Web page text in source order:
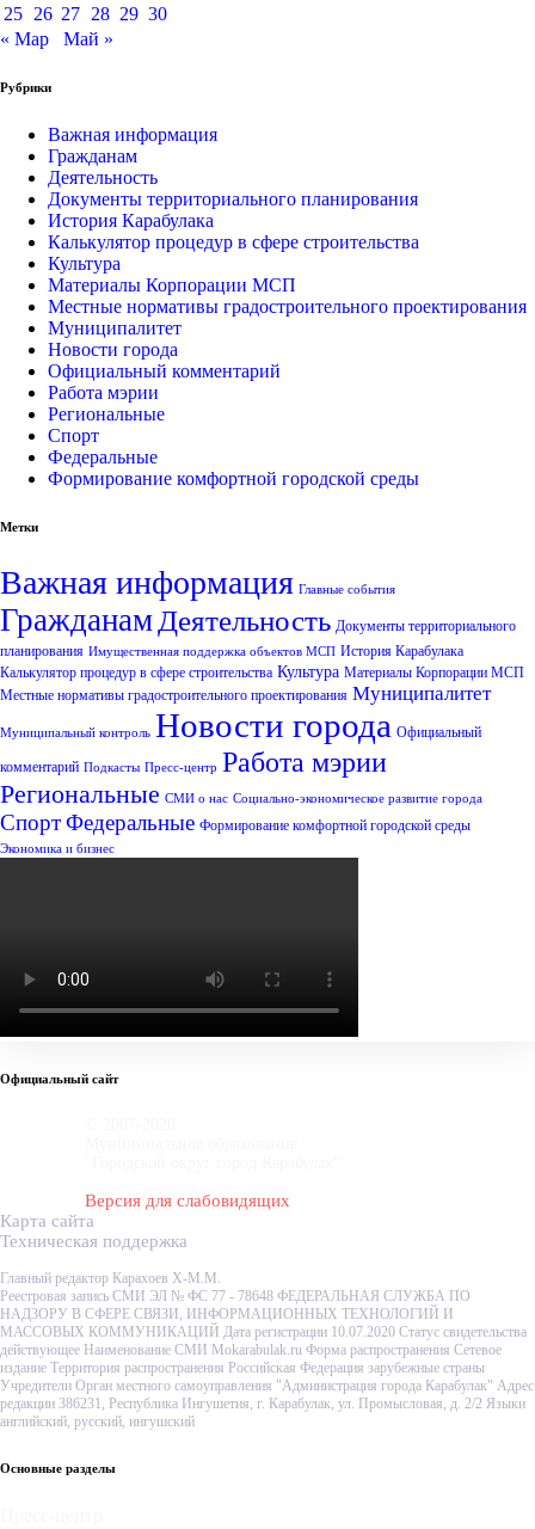
25 26 27 28 29 30
« Мар
Май »
Рубрики
Важная информация
Гражданам
Деятельность
Документы территориального планирования
История Карабулака
Калькулятор процедур в сфере строительства
Культура
Материалы Корпорации МСП
Местные нормативы градостроительного проектирования
Муниципалитет
Новости города
Официальный комментарий
Работа мэрии
Региональные
Спорт
Федеральные
Формирование комфортной городской среды
Метки
Важная информация Главные события
Гражданам Деятельность Документы территориального
планирования Имущественная поддержка объектов МСП История Карабулака
Калькулятор процедур в сфере строительства Культура Материалы Корпорации МСП
Местные нормативы градостроительного проектирования Муниципалитет
Муниципальный контроль Новости города Официальный
комментарий Подкасты Пресс-центр Работа мэрии
Региональные СМИ о нас Социально-экономическое развитие города
СпортФедеральные Формирование комфортной городской среды
Экономика и бизнес
Официальный сайт
Версия для слабовидящих
Карта сайта
Техническая поддержка
Главный редактор Карахоев Х-М.М.
Реестровая запись СМИ ЭЛ № ФС 77 - 78648 ФЕДЕРАЛЬНАЯ СЛУЖБА ПО
НАДЗОРУ В СФЕРЕ СВЯЗИ, ИНФОРМАЦИОННЫХ ТЕХНОЛОГИЙ И
МАССОВЫХ КОММУНИКАЦИЙ Дата регистрации 10.07.2020 Статус свидетельства
действующее Наименование СМИ Mokarabulak.ru Форма распространения Сетевое
издание Территория распространения Российская Федерация зарубежные страны
Учредители Орган местного самоуправления "Администрация города Карабулак" Адрес
редакции 386231, Республика Ингушетия, г. Карабулак, ул. Промысловая, д. 2/2 Языки
английский, русский, ингушский
Основные разделы